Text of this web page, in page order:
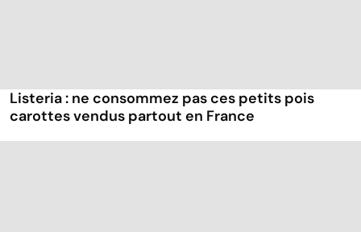
Listeria : ne consommez pas ces petits pois
carottes vendus partout en France